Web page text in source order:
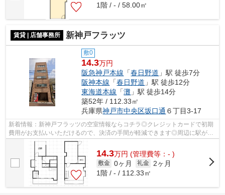
1階 / - / 58.00㎡
賃貸 | 店舗事務所 新神戸フラッツ
敷0
14.3万円
阪急神戸本線 「春日野道 」駅 徒歩7分
阪神本線 「春日野道 」駅 徒歩12分
東海道本線 「灘 」駅 徒歩14分
築52年 / 112.33㎡
兵庫県神戸市中央区坂口通 ６丁目3-17
新着情報：新神戸フラッツの空室情報ならコチラ◎クレジットカードで初期
費用がお支払いいただけるので、決済の手間が軽減できます◎周辺に駅が二
つあり、交通の利便性が高いです◎場所が...
14.3万円 (管理費等：- )
敷金 0ヶ月 礼金
2ヶ月
1階 / - / 112.33㎡